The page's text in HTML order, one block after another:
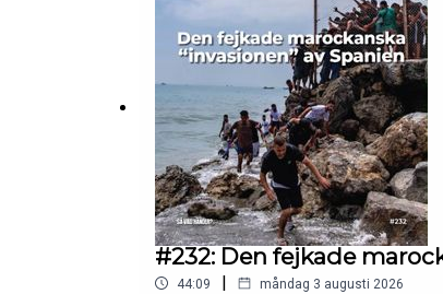
#232: Den fejkade
44:09 | måndag 3 augusti 2026